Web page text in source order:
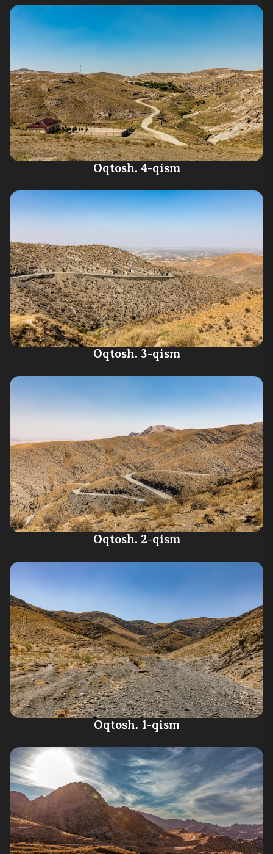
Oqtosh. 4-qism
Oqtosh. 3-qism
Oqtosh. 2-qism
Oqtosh. 1-qism